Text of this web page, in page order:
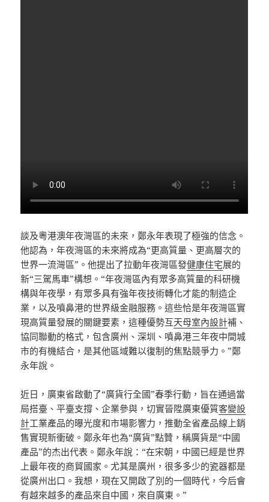
談及粵港澳年夜灣區的未來，鄭永年表現了極強的信念。
他認為，年夜灣區的未來將成為“更高質量、更高層次的
世界一流灣區”。他提出了拉動年夜灣區發健康住宅展的
新“三駕馬車”構想。“年夜灣區內有眾多高質量的科研機
構與年夜學，有眾多具有強年夜技術轉化才能的制造企
業，以及噴鼻港的世界級金融服務。這些恰是年夜灣區實
現高質量發展的關鍵要素，這種優勢互天母室內設計補、
協同聯動的格式，包含廣州、深圳、噴鼻港三年夜中間城
市的有機結合，是其他區域難以復制的焦點競爭力。”鄭
永年說。
近日，廣東省啟動了“廣貨行全國”春季行動，旨在通過當
局搭臺、平臺支撐、企業參與，切實晉陞廣東優質客變設
計工業產品的曝光度和市場影響力，推動全省產品線上銷
售實現新衝破。鄭永年也為“廣貨”點贊，稱廣貨是“中國
產品”的杰出代表。鄭永年說：“在宋朝，中國已經是世界
上最年夜的商貿國家。尤其是廣州，很多多少的瓷器都是
從廣州出口。我想，現在又開啟了別的一個時代，今后會
有越來越多的產品來自中國，來自廣東。”